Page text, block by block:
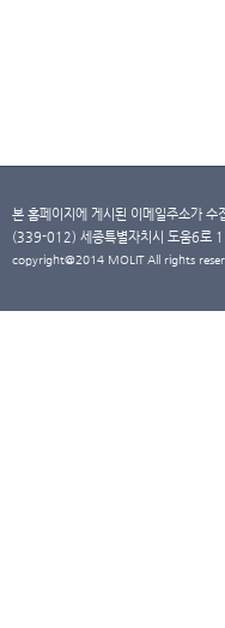
본 홈페이지에 게시된 이메일주소가
(339-012) 세종특별자치시 도움6로
copyright@2014 MOLIT All rights